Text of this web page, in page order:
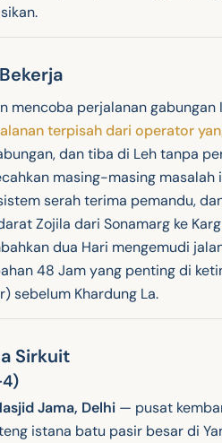
mencoba perjalanan
terpisah dari operator
dan tiba di Leh tanpa
masing-masing masalah
serah terima pemandu,
Zojila dari Sonamarg ke
dua Hari mengemudi
48 Jam yang penting di
sebelum Khardung La.
Sirkuit
Jama, Delhi — pusat
istana batu pasir besar di